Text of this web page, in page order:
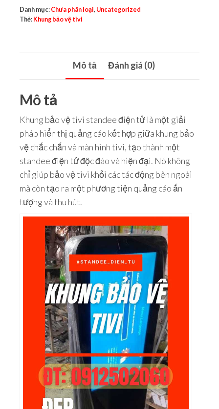
Danh mục: Chưa phân loại, Uncategorized
Thẻ: Khung bảo vệ tivi
Mô tả Đánh giá (0)
Mô tả
Khung bảo vệ tivi standee điện tử là một giải
pháp hiển thị quảng cáo kết hợp giữa khung bảo
vệ chắc chắn và màn hình tivi, tạo thành một
standee điện tử độc đáo và hiện đại. Nó không
chỉ giúp bảo vệ tivi khỏi các tác động bên ngoài
mà còn tạo ra một phương tiện quảng cáo ấn
tượng và thu hút.